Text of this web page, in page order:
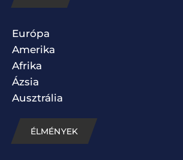
Európa
Amerika
Afrika
Ázsia
Ausztrália
ÉLMÉNYEK